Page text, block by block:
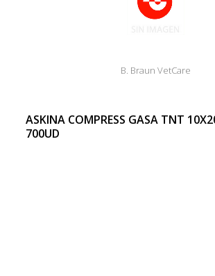
B. Braun VetCare
ASKINA COMPRESS GASA TNT
700UD